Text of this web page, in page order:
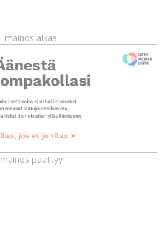
mainos alkaa
mainos päättyy